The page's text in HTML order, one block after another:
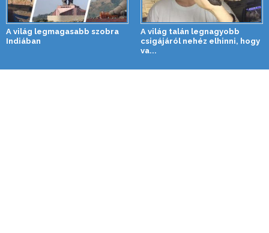
A világ legmagasabb szobra
Indiában
A világ talán legnagyobb
csigájáról nehéz elhinni, hogy
va...